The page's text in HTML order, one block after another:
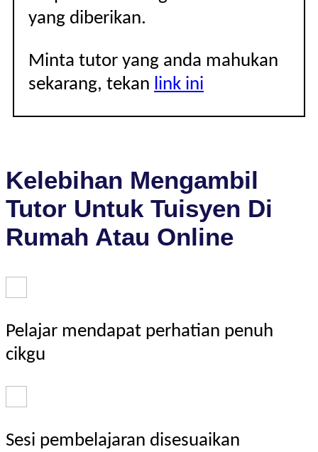
yang diberikan.
Minta tutor yang anda mahukan
sekarang, tekan link ini
Kelebihan Mengambil
Tutor Untuk Tuisyen Di
Rumah Atau Online
Pelajar mendapat perhatian penuh
cikgu
Sesi pembelajaran disesuaikan